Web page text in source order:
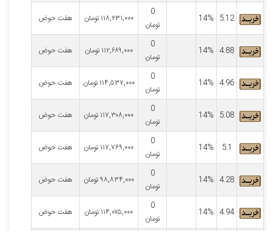
5.12
14%
0
تومان
۱۱۸,۲۳۱,۰۰۰ تومان هفت حوض
4.88
14%
0
تومان
۱۱۲,۶۸۹,۰۰۰ تومان هفت حوض
4.96
14%
0
تومان
۱۱۴,۵۳۷,۰۰۰ تومان هفت حوض
5.08
14%
0
تومان
۱۱۷,۳۰۸,۰۰۰ تومان هفت حوض
5.1
14%
0
تومان
۱۱۷,۷۶۹,۰۰۰ تومان هفت حوض
4.28
14%
0
تومان
۹۸,۸۳۴,۰۰۰تومان هفت حوض
4.94
14%
0
تومان
۱۱۴,۰۷۵,۰۰۰ تومان هفت حوض